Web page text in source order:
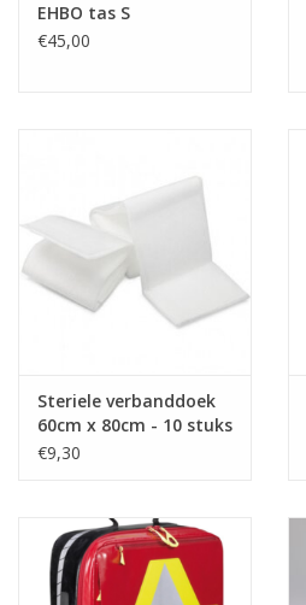
EHBO tas S
€45,00
Steriele verbanddoek
60cm x 80cm - 10 stuks
€9,30